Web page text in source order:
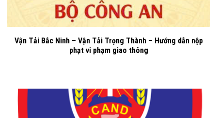
Vận Tải Bắc Ninh – Vận Tải Trọng Thành – Hướng dẫn nộp
phạt vi phạm giao thông